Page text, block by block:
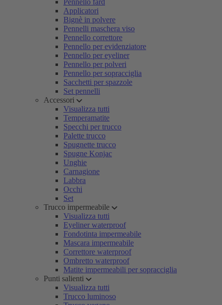
Pennello fard
Applicatori
Bignè in polvere
Pennelli maschera viso
Pennello correttore
Pennello per evidenziatore
Pennello per eyeliner
Pennello per polveri
Pennello per sopracciglia
Sacchetti per spazzole
Set pennelli
Accessori
Visualizza tutti
Temperamatite
Specchi per trucco
Palette trucco
Spugnette trucco
Spugne Konjac
Unghie
Carnagione
Labbra
Occhi
Set
Trucco impermeabile
Visualizza tutti
Eyeliner waterproof
Fondotinta impermeabile
Mascara impermeabile
Correttore waterproof
Ombretto waterproof
Matite impermeabili per sopracciglia
Punti salienti
Visualizza tutti
Trucco luminoso